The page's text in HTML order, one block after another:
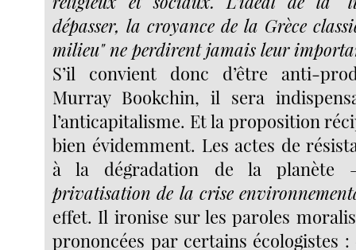
dépasser, la croyance de la Grèce
milieu" ne perdirent jamais leur
S’il convient donc d’être anti-
Murray Bookchin, il sera
l’anticapitalisme. Et la proposition
bien évidemment. Les actes de
à la dégradation de la planète
privatisation de la crise
effet. Il ironise sur les paroles
prononcées par certains écologistes